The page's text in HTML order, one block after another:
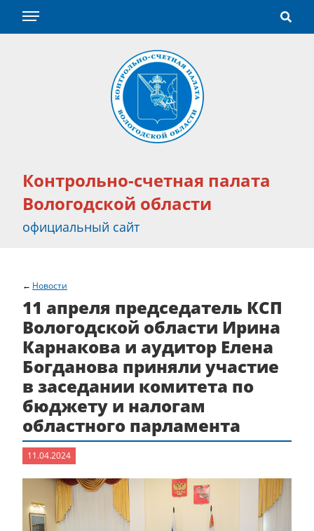
Контрольно-счетная палата
Вологодской области
официальный сайт
Новости
11 апреля председатель КСП
Вологодской области Ирина
Карнакова и аудитор Елена
Богданова приняли участие
в заседании комитета по
бюджету и налогам
областного парламента
11.04.2024